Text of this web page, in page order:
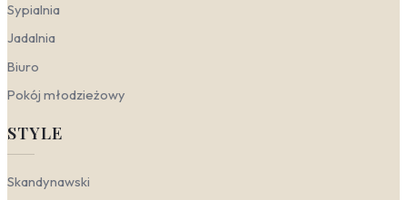
Sypialnia
Jadalnia
Biuro
Pokój młodzieżowy
STYLE
Skandynawski